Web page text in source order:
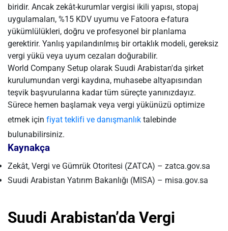
biridir. Ancak zekât-kurumlar vergisi ikili yapısı, stopaj
uygulamaları, %15 KDV uyumu ve Fatoora e-fatura
yükümlülükleri, doğru ve profesyonel bir planlama
gerektirir. Yanlış yapılandırılmış bir ortaklık modeli, gereksiz
vergi yükü veya uyum cezaları doğurabilir.
World Company Setup olarak Suudi Arabistan'da şirket
kurulumundan vergi kaydına, muhasebe altyapısından
teşvik başvurularına kadar tüm süreçte yanınızdayız.
Sürece hemen başlamak veya vergi yükünüzü optimize
etmek için fiyat teklifi ve danışmanlık talebinde
bulunabilirsiniz.
Kaynakça
Zekât, Vergi ve Gümrük Otoritesi (ZATCA) – zatca.gov.sa
Suudi Arabistan Yatırım Bakanlığı (MISA) – misa.gov.sa
Suudi Arabistan’da Vergi